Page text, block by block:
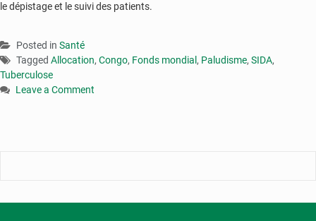
le dépistage et le suivi des patients.
Posted in Santé
Tagged Allocation, Congo, Fonds mondial , Paludisme, SIDA,
Tuberculose
Leave a Comment